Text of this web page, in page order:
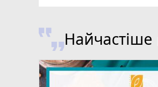
Найчастіше